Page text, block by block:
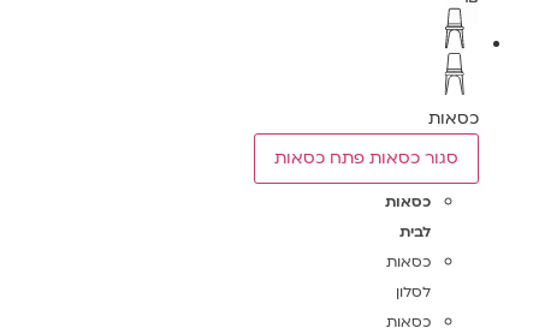
כסאות
סגור כסאותפתח כסאות
כסאות
לבית
כסאות
לסלון
כסאות